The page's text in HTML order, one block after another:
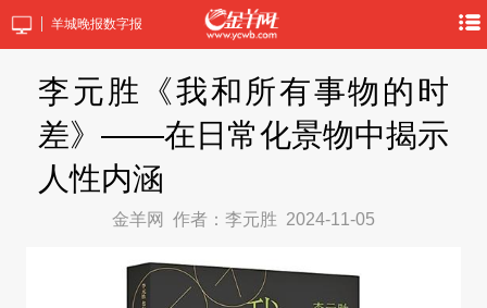
羊城晚报数字报
李元胜《我和所有事物的时
差》——在日常化景物中揭示
人性内涵
金羊网 作者：李元胜 2024-11-05